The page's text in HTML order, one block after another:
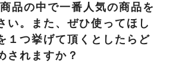
品の中で一番人気の商品を
い。また、ぜひ使ってほし
１つ挙げて頂くとしたらど
されますか？